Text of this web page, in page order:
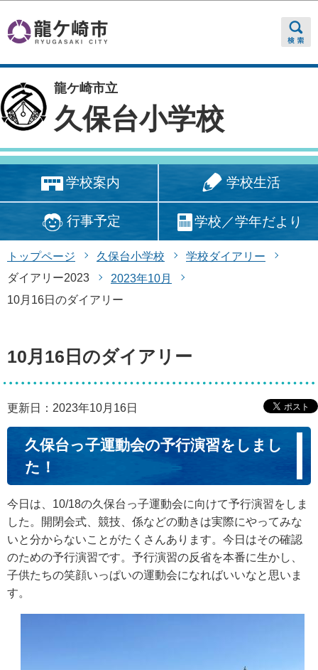
龍ケ崎市立
久保台小学校
学校案内 学校生活
行事予定 学校／学年だより
トップページ 久保台小学校
学校ダイアリー
ダイアリー2023
2023年10月
10月16日のダイアリー
10月16日のダイアリー
更新日：2023年10月16日
久保台っ子運動会の予行演習をしまし
た！
今日は、10/18の久保台っ子運動会に向けて予行演習をしま
した。開閉会式、競技、係などの動きは実際にやってみな
いと分からないことがたくさんあります。今日はその確認
のための予行演習です。予行演習の反省を本番に生かし、
子供たちの笑顔いっぱいの運動会になればいいなと思いま
す。